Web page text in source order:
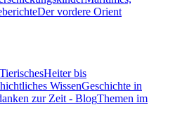
Der vordere Orient
TierischesHeiter bis
WissenGeschichte in
zur Zeit - BlogThemen im